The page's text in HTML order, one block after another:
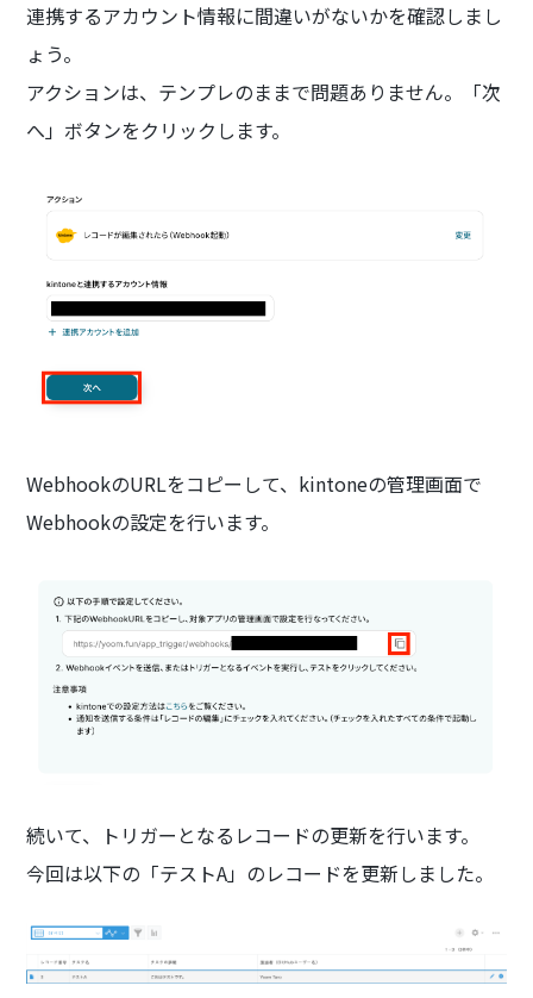
連携するアカウント情報に間違いがないかを確認しまし
ょう。
アクションは、テンプレのままで問題ありません。「次
へ」ボタンをクリックします。
WebhookのURLをコピーして、kintoneの管理画面で
Webhookの設定を行います。
続いて、トリガーとなるレコードの更新を行います。
今回は以下の「テストA」のレコードを更新しました。